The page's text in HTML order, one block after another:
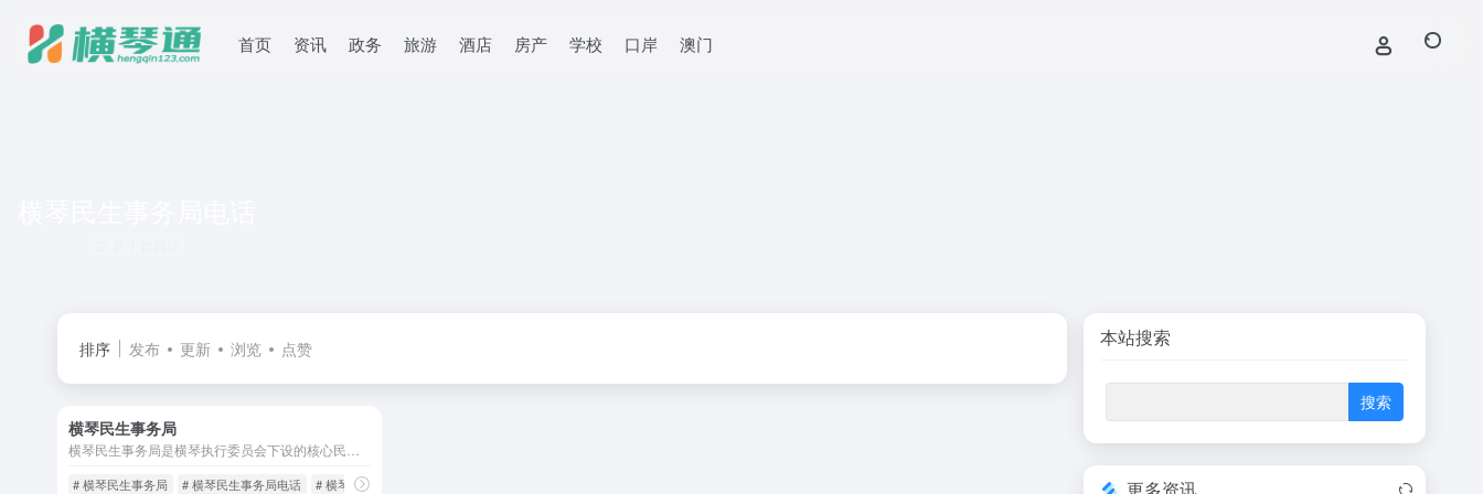
首页 资讯 政务 旅游 酒店 房产 学校 口岸 澳门
排序 发布 更新 浏览 点赞
横琴民生事务局
# 横琴民生事务局 # 横琴民生事务局电话 # 横琴社会事务局
本站搜索